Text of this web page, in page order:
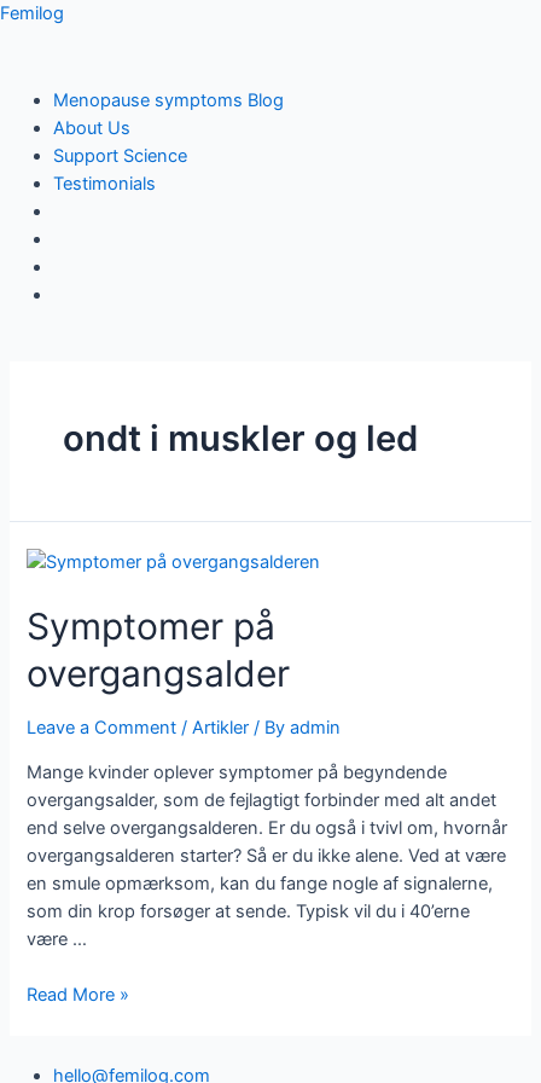
Skip
Femilog
Menu
Menopause symptoms Blog
About Us
Support Science
Testimonials
ondt i muskler og led
Symptomer på
overgangsalder
Leave a Comment /Artikler / Byadmin
Mange kvinder oplever symptomer på begyndende
overgangsalder, som de fejlagtigt forbinder med alt andet
end selve overgangsalderen. Er du også i tvivl om, hvornår
overgangsalderen starter? Så er du ikke alene. Ved at være
en smule opmærksom, kan du fange nogle af signalerne,
som din krop forsøger at sende. Typisk vil du i 40’erne
være …
Symptomer
Read More »
hello@femilog.com